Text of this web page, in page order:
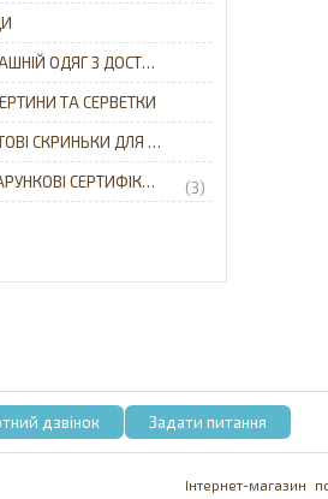
ДОМАШНІЙ ОДЯГ З ДОСТАВКОЮ ПО УКРАЇНІ.
ТА СЕРВЕТКИ
ПОШТОВІ СКРИНЬКИ ДЛЯ ПРИВАТНОГО БУДИНКУ З ДОСТАВКОЮ ПО УКРАЇНІ.
ПОДАРУНКОВІ СЕРТИФІКАТИ (3)
дзвінок Задати питання
Інтернет-магазин